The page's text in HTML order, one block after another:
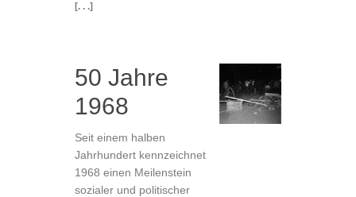
[. . .]
50 Jahre
1968
Seit einem halben
Jahrhundert kennzeichnet
1968 einen Meilenstein
sozialer und politischer